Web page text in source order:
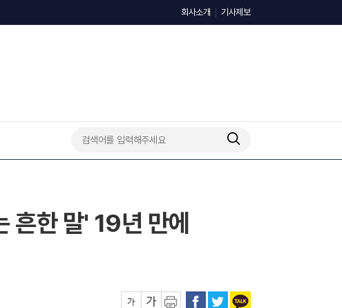
회사소개 기사제보
한 말' 19년 만에